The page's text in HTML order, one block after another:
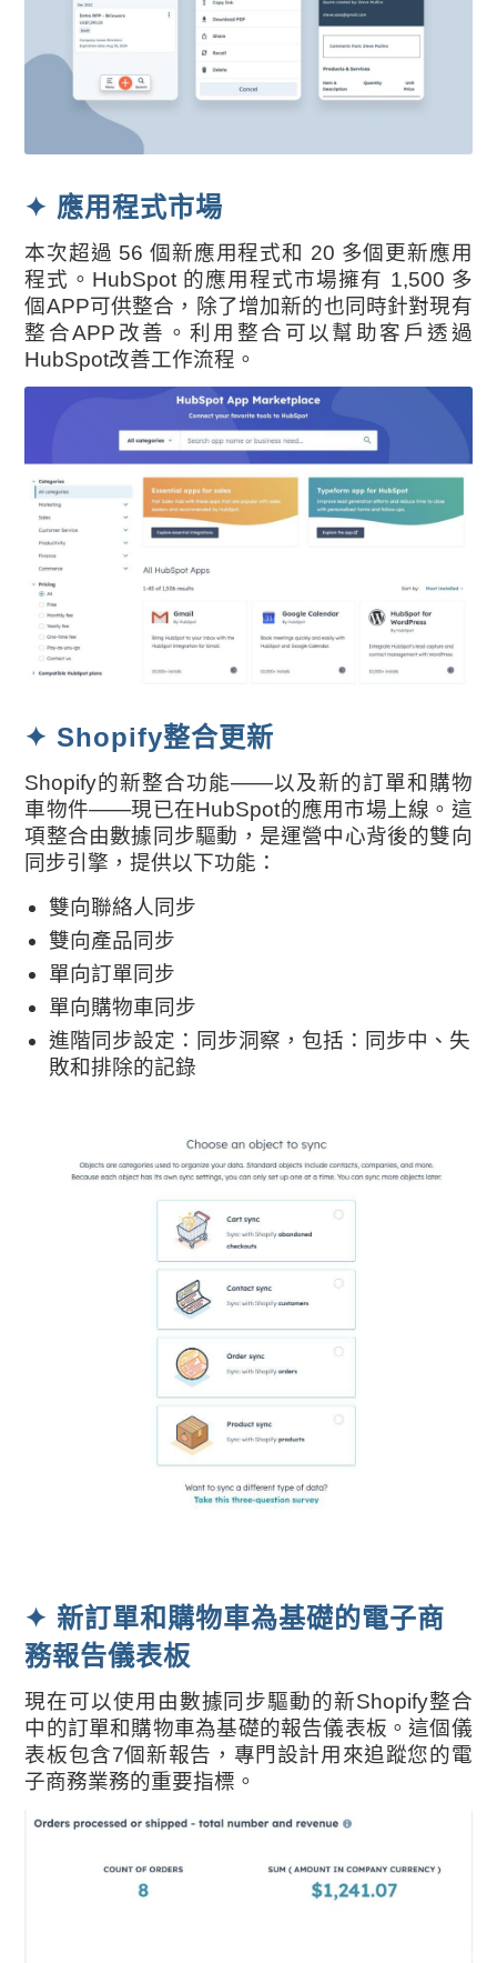
✦ 應用程式市場
本次超過 56 個新應用程式和 20 多個更新應用
程式。HubSpot 的應用程式市場擁有 1,500 多
個APP可供整合，除了增加新的也同時針對現有
整合APP改善。利用整合可以幫助客戶透過
HubSpot改善工作流程。
✦ Shopify整合更新
Shopify的新整合功能——以及新的訂單和購物
車物件——現已在HubSpot的應用市場上線。這
項整合由數據同步驅動，是運營中心背後的雙向
同步引擎，提供以下功能：
雙向聯絡人同步
雙向產品同步
單向訂單同步
單向購物車同步
進階同步設定：同步洞察，包括：同步中、失
敗和排除的記錄
✦ 新訂單和購物車為基礎的電子商
務報告儀表板
現在可以使用由數據同步驅動的新Shopify整合
中的訂單和購物車為基礎的報告儀表板。這個儀
表板包含7個新報告，專門設計用來追蹤您的電
子商務業務的重要指標。